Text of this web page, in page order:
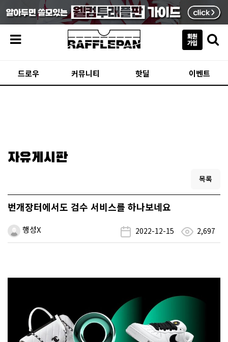
드로우 커뮤니티 핫딜 이벤트
자유게시판
목록
번개장터에서도 검수 서비스를 하나보네요
행성X 2022-12-15 2,697